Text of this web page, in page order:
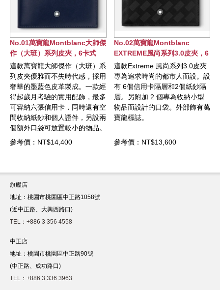
No.02萬寶龍Montblanc
EXTREME風尚系列3.0皮夾，6
卡式
這款Extreme 風尚系列3.0皮夾
專為追求時尚的都市人而設。設
有 6個信用卡隔層和2個紙鈔隔
層。另附加 2 個專為收納小型
物品而設計的口袋。外部飾有萬
寶龍標誌。
參考價：NT$13,600
No.03萬寶龍Montblanc 4810
系列皮夾，8卡式
這款印花皮夾現代時尚，最多可
容納 8 張信用卡。它採用優質
皮革製成，設有 2 個用於存放
紙鈔和零錢的隔層，以及 2 個
用於放置其他小物件的額外口
袋。萬寶龍標誌為外觀畫龍點
參考價：NT$15,100
旗艦店
地址：桃園市桃園區中正路1058號
(近中正路、大興西路口)
TEL：+886 3 356 4558
中正店
地址：桃園市桃園區中正路90號
(中正路、成功路口)
TEL：+886 3 336 3963